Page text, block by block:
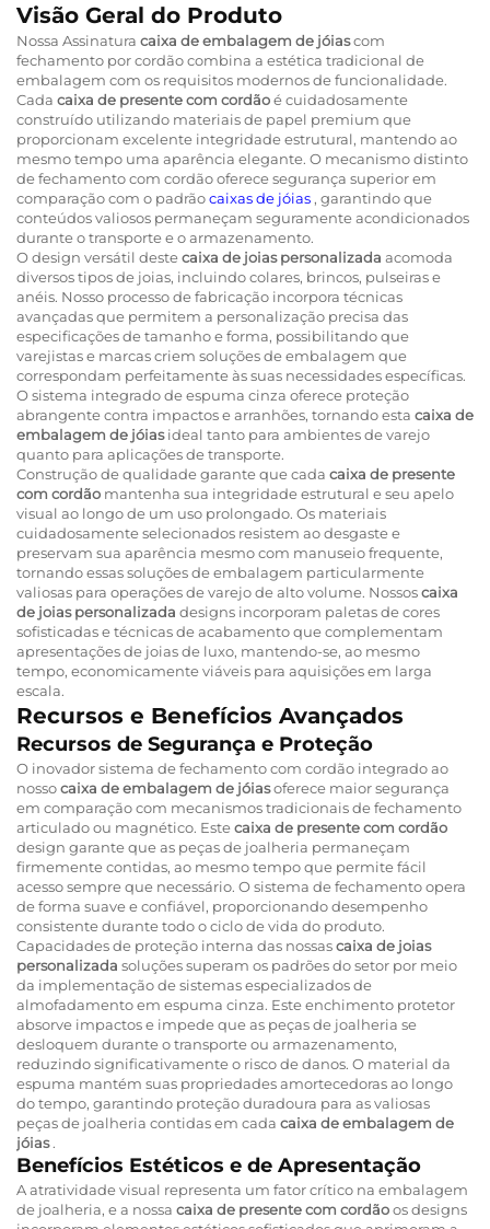
Visão Geral do Produto
Nossa Assinatura caixa de embalagem de jóiascom
fechamento por cordão combina a estética tradicional de
embalagem com os requisitos modernos de funcionalidade.
Cada caixa de presente com cordãoé cuidadosamente
construído utilizando materiais de papel premium que
proporcionam excelente integridade estrutural, mantendo ao
mesmo tempo uma aparência elegante. O mecanismo distinto
de fechamento com cordão oferece segurança superior em
comparação com o padrãocaixas de jóias , garantindo que
conteúdos valiosos permaneçam seguramente acondicionados
durante o transporte e o armazenamento.
O design versátil destecaixa de joias personalizada acomoda
diversos tipos de joias, incluindo colares, brincos, pulseiras e
anéis. Nosso processo de fabricação incorpora técnicas
avançadas que permitem a personalização precisa das
especificações de tamanho e forma, possibilitando que
varejistas e marcas criem soluções de embalagem que
correspondam perfeitamente às suas necessidades específicas.
O sistema integrado de espuma cinza oferece proteção
abrangente contra impactos e arranhões, tornando esta caixa de
embalagem de jóiasideal tanto para ambientes de varejo
quanto para aplicações de transporte.
Construção de qualidade garante que cada caixa de presente
com cordão mantenha sua integridade estrutural e seu apelo
visual ao longo de um uso prolongado. Os materiais
cuidadosamente selecionados resistem ao desgaste e
preservam sua aparência mesmo com manuseio frequente,
tornando essas soluções de embalagem particularmente
valiosas para operações de varejo de alto volume. Nossoscaixa
de joias personalizada designs incorporam paletas de cores
sofisticadas e técnicas de acabamento que complementam
apresentações de joias de luxo, mantendo-se, ao mesmo
tempo, economicamente viáveis para aquisições em larga
escala.
Recursos e Benefícios Avançados
Recursos de Segurança e Proteção
O inovador sistema de fechamento com cordão integrado ao
nossocaixa de embalagem de jóiasoferece maior segurança
em comparação com mecanismos tradicionais de fechamento
articulado ou magnético. Estecaixa de presente com cordão
design garante que as peças de joalheria permaneçam
firmemente contidas, ao mesmo tempo que permite fácil
acesso sempre que necessário. O sistema de fechamento opera
de forma suave e confiável, proporcionando desempenho
consistente durante todo o ciclo de vida do produto.
Capacidades de proteção interna das nossascaixa de joias
personalizada soluções superam os padrões do setor por meio
da implementação de sistemas especializados de
almofadamento em espuma cinza. Este enchimento protetor
absorve impactos e impede que as peças de joalheria se
desloquem durante o transporte ou armazenamento,
reduzindo significativamente o risco de danos. O material da
espuma mantém suas propriedades amortecedoras ao longo
do tempo, garantindo proteção duradoura para as valiosas
peças de joalheria contidas em cada caixa de embalagem de
jóias.
Benefícios Estéticos e de Apresentação
A atratividade visual representa um fator crítico na embalagem
de joalheria, e a nossa caixa de presente com cordãoos designs